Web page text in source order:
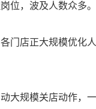
位，波及人数众多。
门店正大规模优化
大规模关店动作，